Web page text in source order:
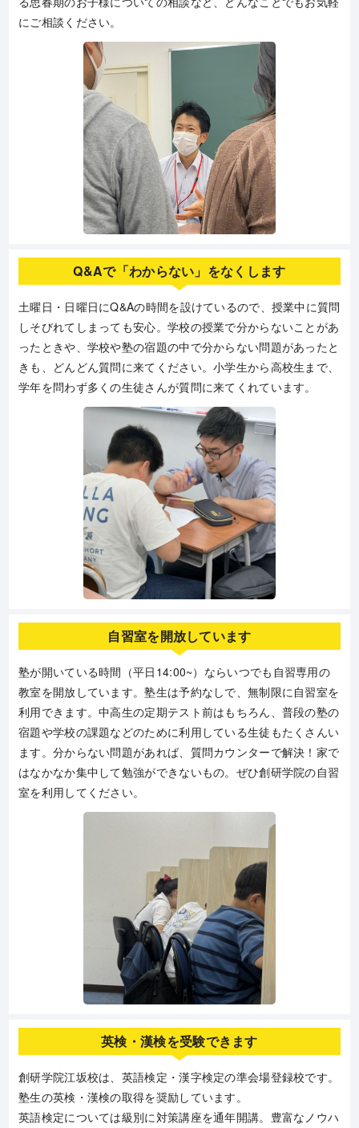
にご相談ください。
Q&Aで「わからない」をなくします
土曜日・日曜日にQ&Aの時間を設けているので、授業中に質問
しそびれてしまっても安心。学校の授業で分からないことがあ
ったときや、学校や塾の宿題の中で分からない問題があったと
きも、どんどん質問に来てください。小学生から高校生まで、
学年を問わず多くの生徒さんが質問に来てくれています。
自習室を開放しています
塾が開いている時間（平日14:00~）ならいつでも自習専用の
教室を開放しています。塾生は予約なしで、無制限に自習室を
利用できます。中高生の定期テスト前はもちろん、普段の塾の
宿題や学校の課題などのために利用している生徒もたくさんい
ます。分からない問題があれば、質問カウンターで解決！家で
はなかなか集中して勉強ができないもの。ぜひ創研学院の自習
室を利用してください。
英検・漢検を受験できます
創研学院江坂校は、英語検定・漢字検定の準会場登録校です。
塾生の英検・漢検の取得を奨励しています。
英語検定については級別に対策講座を通年開講。豊富なノウハ